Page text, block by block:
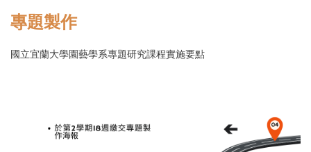
專題製作
國立宜蘭大學園藝學系專題研究課程實施要點